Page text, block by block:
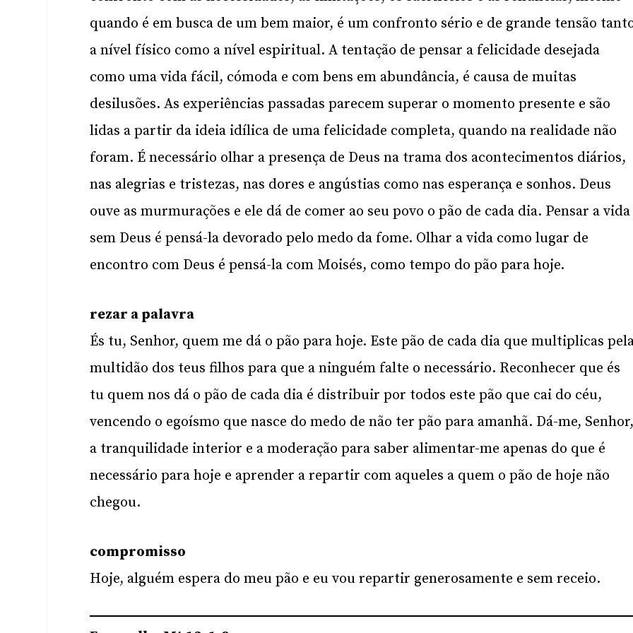
quando é em busca de um bem maior, é um confronto sério e de grande tensão
a nível físico como a nível espiritual. A tentação de pensar a felicidade desejada
como uma vida fácil, cómoda e com bens em abundância, é causa de muitas
desilusões. As experiências passadas parecem superar o momento presente e são
lidas a partir da ideia idílica de uma felicidade completa, quando na realidade não
foram. É necessário olhar a presença de Deus na trama dos acontecimentos diários,
nas alegrias e tristezas, nas dores e angústias como nas esperança e sonhos. Deus
ouve as murmurações e ele dá de comer ao seu povo o pão de cada dia. Pensar a vida
sem Deus é pensá-la devorado pelo medo da fome. Olhar a vida como lugar de
encontro com Deus é pensá-la com Moisés, como tempo do pão para hoje.
rezar a palavra
És tu, Senhor, quem me dá o pão para hoje. Este pão de cada dia que multiplicas
multidão dos teus filhos para que a ninguém falte o necessário. Reconhecer que és
tu quem nos dá o pão de cada dia é distribuir por todos este pão que cai do céu,
vencendo o egoísmo que nasce do medo de não ter pão para amanhã. Dá-me,
a tranquilidade interior e a moderação para saber alimentar-me apenas do que é
necessário para hoje e aprender a repartir com aqueles a quem o pão de hoje não
chegou.
compromisso
Hoje, alguém espera do meu pão e eu vou repartir generosamente e sem receio.